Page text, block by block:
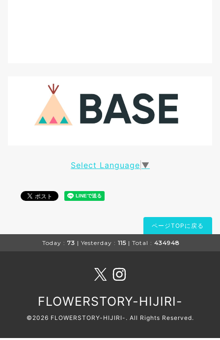
Select Language ▼
ページTOPに戻る
Today : 73 | Yesterday : 115 | Total : 434948
FLOWERSTORY-HIJIRI-
©2026 FLOWERSTORY-HIJIRI- . All Rights Reserved.